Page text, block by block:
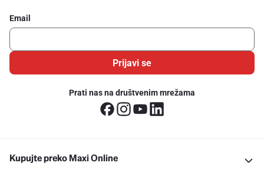
Email
Prijavi se
Prati nas na društvenim mrežama
Kupujte preko Maxi Online